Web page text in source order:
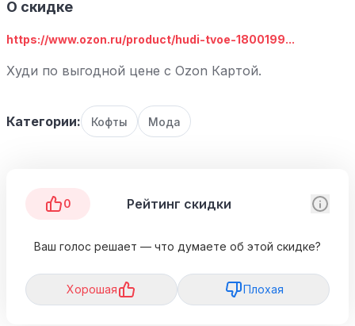
О скидке
https://www.ozon.ru/product/hudi-tvoe-1800199...
Худи по выгодной цене с Ozon Картой.
Категории: Кофты Мода
0 Рейтинг скидки
Ваш голос решает — что думаете об этой скидке?
Хорошая Плохая